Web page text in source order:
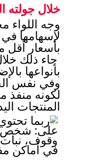
خلال جولته
بأسعار أقل
بأنواعها
المنتجات